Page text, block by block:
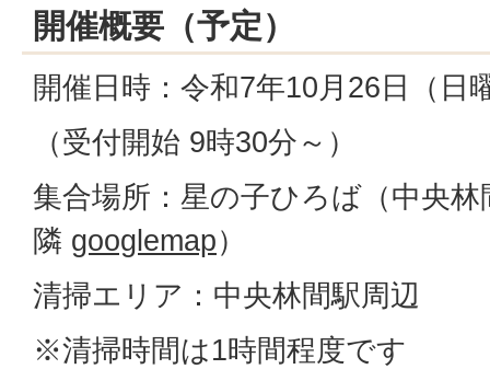
開催概要（予定）
開催日時：令和7年10月26日（日
（受付開始 9時30分～）
集合場所：星の子ひろば（中央
隣 googlemap）
清掃エリア：中央林間駅周辺
※清掃時間は1時間程度です